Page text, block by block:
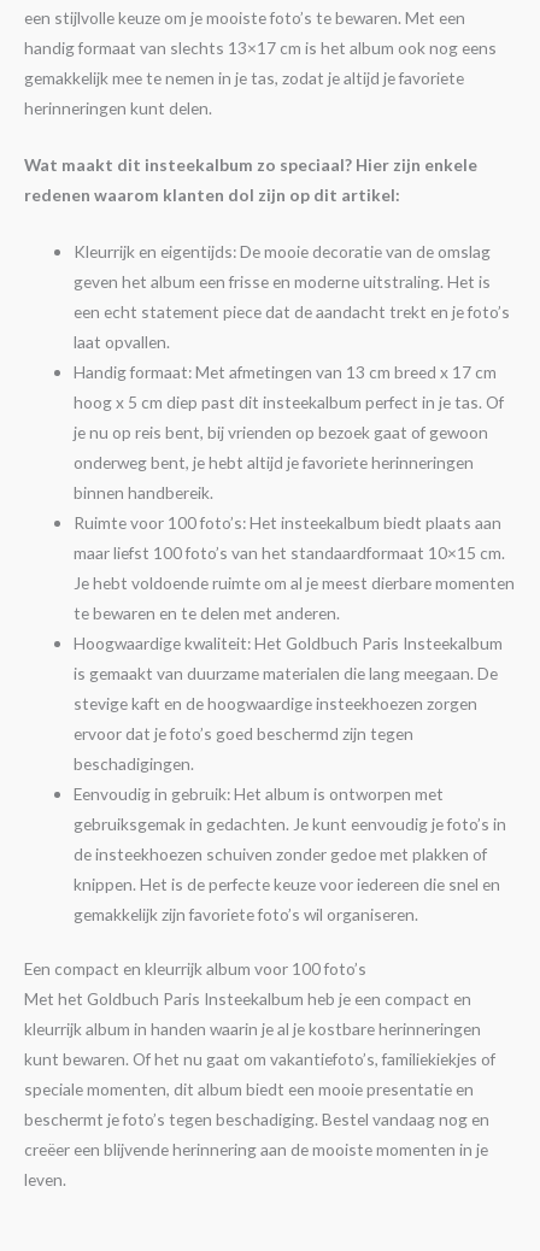
een stijlvolle keuze om je mooiste foto’s te bewaren. Met een
handig formaat van slechts 13×17 cm is het album ook nog eens
gemakkelijk mee te nemen in je tas, zodat je altijd je favoriete
herinneringen kunt delen.
Wat maakt dit insteekalbum zo speciaal? Hier zijn enkele
redenen waarom klanten dol zijn op dit artikel:
Kleurrijk en eigentijds: De mooie decoratie van de omslag
geven het album een frisse en moderne uitstraling. Het is
een echt statement piece dat de aandacht trekt en je foto’s
laat opvallen.
Handig formaat: Met afmetingen van 13 cm breed x 17 cm
hoog x 5 cm diep past dit insteekalbum perfect in je tas. Of
je nu op reis bent, bij vrienden op bezoek gaat of gewoon
onderweg bent, je hebt altijd je favoriete herinneringen
binnen handbereik.
Ruimte voor 100 foto’s: Het insteekalbum biedt plaats aan
maar liefst 100 foto’s van het standaardformaat 10×15 cm.
Je hebt voldoende ruimte om al je meest dierbare momenten
te bewaren en te delen met anderen.
Hoogwaardige kwaliteit: Het Goldbuch Paris Insteekalbum
is gemaakt van duurzame materialen die lang meegaan. De
stevige kaft en de hoogwaardige insteekhoezen zorgen
ervoor dat je foto’s goed beschermd zijn tegen
beschadigingen.
Eenvoudig in gebruik: Het album is ontworpen met
gebruiksgemak in gedachten. Je kunt eenvoudig je foto’s in
de insteekhoezen schuiven zonder gedoe met plakken of
knippen. Het is de perfecte keuze voor iedereen die snel en
gemakkelijk zijn favoriete foto’s wil organiseren.
Een compact en kleurrijk album voor 100 foto’s
Met het Goldbuch Paris Insteekalbum heb je een compact en
kleurrijk album in handen waarin je al je kostbare herinneringen
kunt bewaren. Of het nu gaat om vakantiefoto’s, familiekiekjes of
speciale momenten, dit album biedt een mooie presentatie en
beschermt je foto’s tegen beschadiging. Bestel vandaag nog en
creëer een blijvende herinnering aan de mooiste momenten in je
leven.